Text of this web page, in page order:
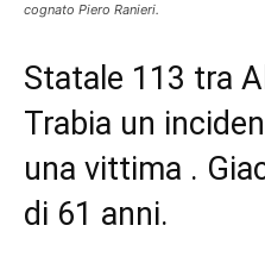
cognato Piero Ranieri.
Statale 113 tra
Trabia un
una vittima .
di 61 anni.